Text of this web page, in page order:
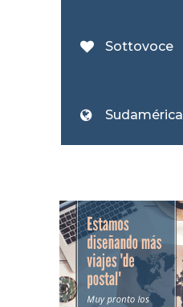
Sottovoce
Sudamérica